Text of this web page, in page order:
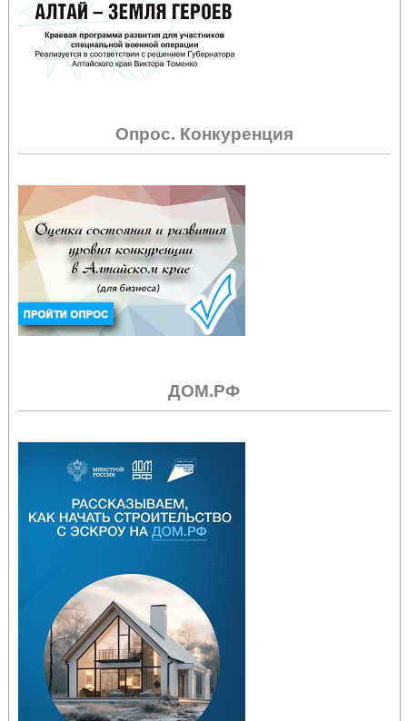
Опрос. Конкуренция
ДОМ.РФ